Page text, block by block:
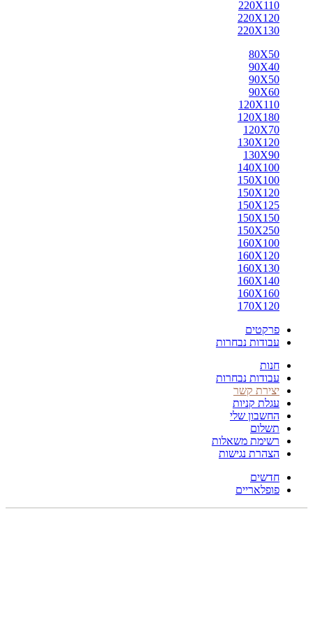
220X110
220X120
220X130
80X50
90X40
90X50
90X60
120X110
120X180
120X70
130X120
130X90
140X100
150X100
150X120
150X125
150X150
150X250
160X100
160X120
160X130
160X140
160X160
170X120
פרקטים
עבודות נבחרות
חנות
עבודות נבחרות
יצירת קשר
עגלת קניות
החשבון שלי
תשלום
רשימת משאלות
הצהרת נגישות
חדשים
פופלאריים